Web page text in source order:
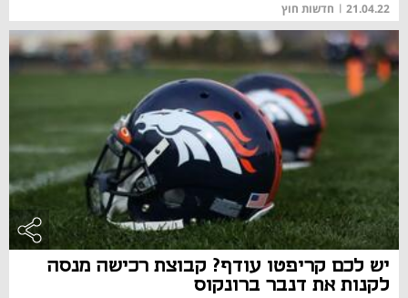
21.04.22
| חדשות חוץ
יש לכם קריפטו עודף? קבוצת רכישה מנסה
לקנות את דנבר ברונקוס